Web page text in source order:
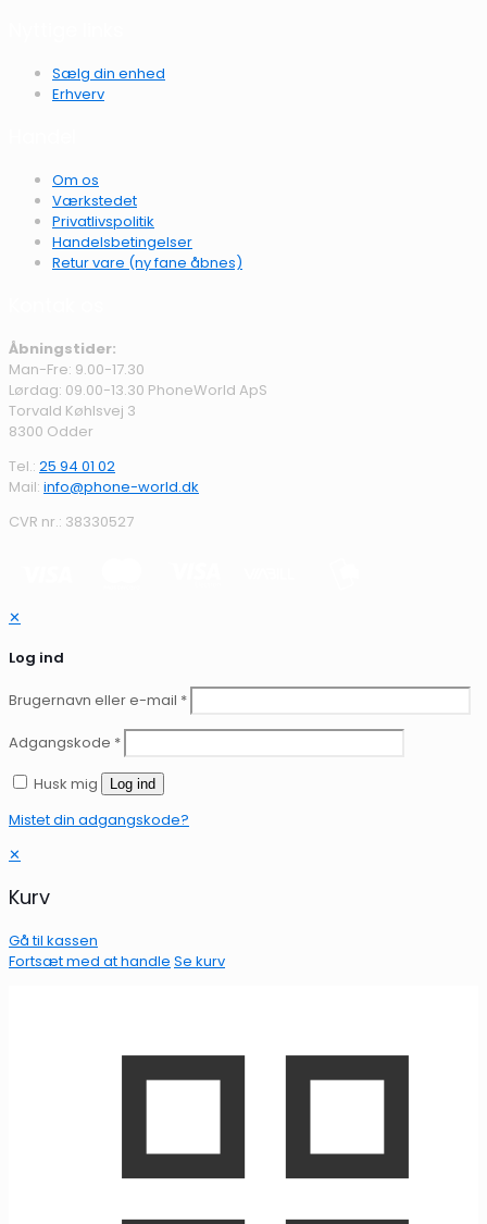
Sælg din enhed
Erhverv
Om os
Værkstedet
Privatlivspolitik
Handelsbetingelser
Retur vare (ny fane åbnes)
Åbningstider:
Man-Fre: 9.00-17.30
Lørdag: 09.00-13.30 PhoneWorld ApS
Torvald Køhlsvej 3
8300 Odder
Tel.: 25 94 01 02
Mail: info@phone-world.dk
CVR nr.: 38330527
✕
Log ind
Brugernavn eller e-mail *
Adgangskode *
Husk mig
Log ind
Mistet din adgangskode?
✕
Kurv
Gå til kassen
Fortsæt med at handle Se kurv